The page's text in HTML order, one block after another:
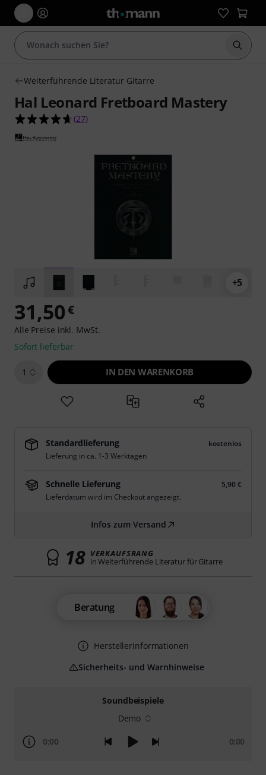
Suche
Weiterführende Literatur Gitarre
Hal Leonard Fretboard Mastery
4.7 von 5 Sternen aus 27 Kundenbewertungen
(27)
+5
Soundbeispiele
Demo
0:00 0:00
31,50€
Alle Preise inkl. MwSt.
Sofort lieferbar
1 IN DEN WARENKORB
Standardlieferung
kostenlos
Lieferung in ca. 1-3 Werktagen
Schnelle Lieferung
5,90 €
Lieferdatum wird im Checkout angezeigt.
Infos zum Versand
18 VERKAUFSRANG
in Weiterführende Literatur für Gitarre
Beratung
Herstellerinformationen
Sicherheits- und Warnhinweise